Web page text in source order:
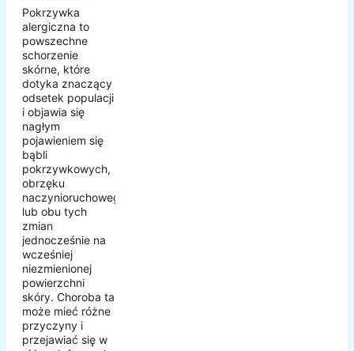
Pokrzywka
alergiczna to
powszechne
schorzenie
skórne, które
dotyka znaczący
odsetek populacji
i objawia się
nagłym
pojawieniem się
bąbli
pokrzywkowych,
obrzęku
naczynioruchowego
lub obu tych
zmian
jednocześnie na
wcześniej
niezmienionej
powierzchni
skóry. Choroba ta
może mieć różne
przyczyny i
przejawiać się w